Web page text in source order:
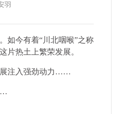
羽
如今有着“川北咽喉”之称
片热土上繁荣发展。
展注入强劲动力……